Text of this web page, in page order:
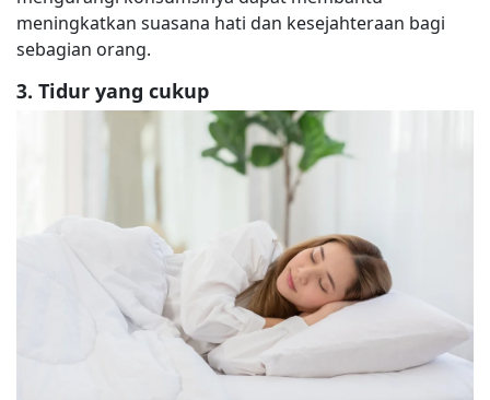
meningkatkan suasana hati dan kesejahteraan bagi
sebagian orang.
3. Tidur yang cukup